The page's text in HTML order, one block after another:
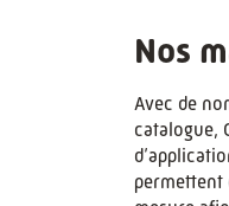
Nos
Avec de
catalogue,
permettent